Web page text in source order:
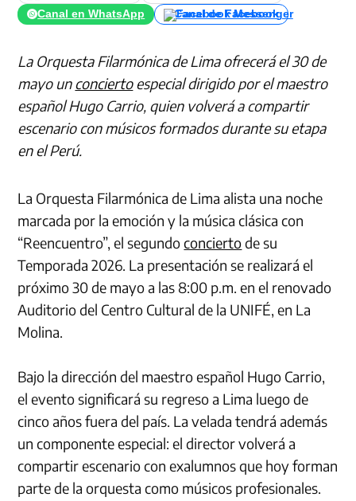
Canal en WhatsApp
Canal de Facebook
La Orquesta Filarmónica de Lima ofrecerá el 30 de
mayo unconciertoespecial dirigido por el maestro
español Hugo Carrio, quien volverá a compartir
escenario con músicos formados durante su etapa
en el Perú.
La Orquesta Filarmónica de Lima alista una noche
marcada por la emoción y la música clásica con
“Reencuentro”, el segundoconciertode su
Temporada 2026. La presentación se realizará el
próximo 30 de mayo a las 8:00 p.m. en el renovado
Auditorio del Centro Cultural de la UNIFÉ, en La
Molina.
Bajo la dirección del maestro español Hugo Carrio,
el evento significará su regreso a Lima luego de
cinco años fuera del país. La velada tendrá además
un componente especial: el director volverá a
compartir escenario con exalumnos que hoy forman
parte de la orquesta como músicos profesionales.